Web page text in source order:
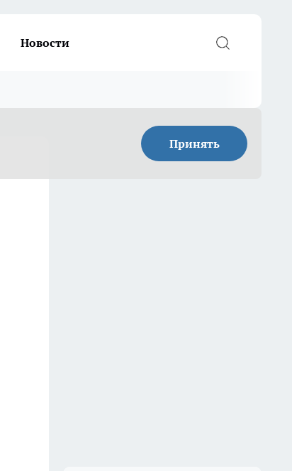
Новости
Принять